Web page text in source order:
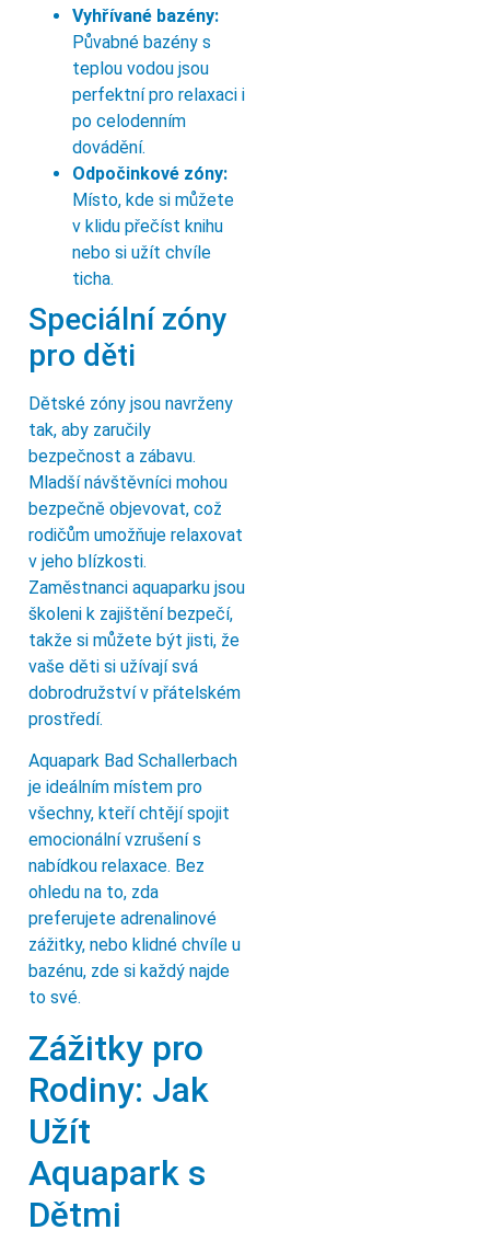
Vyhřívané bazény:
Půvabné bazény s
teplou vodou jsou
perfektní pro relaxaci i
po celodenním
dovádění.
Odpočinkové zóny:
Místo, kde si můžete
v klidu přečíst knihu
nebo si užít chvíle
ticha.
Speciální zóny
pro děti
Dětské zóny jsou navrženy
tak, aby zaručily
bezpečnost a zábavu.
Mladší návštěvníci mohou
bezpečně objevovat, což
rodičům umožňuje relaxovat
v jeho blízkosti.
Zaměstnanci aquaparku jsou
školeni k zajištění bezpečí,
takže si můžete být jisti, že
vaše děti si užívají svá
dobrodružství v přátelském
prostředí.
Aquapark Bad Schallerbach
je ideálním místem pro
všechny, kteří chtějí spojit
emocionální vzrušení s
nabídkou relaxace. Bez
ohledu na to, zda
preferujete adrenalinové
zážitky, nebo klidné chvíle u
bazénu, zde si každý najde
to své.
Zážitky pro
Rodiny: Jak
Užít
Aquapark s
Dětmi